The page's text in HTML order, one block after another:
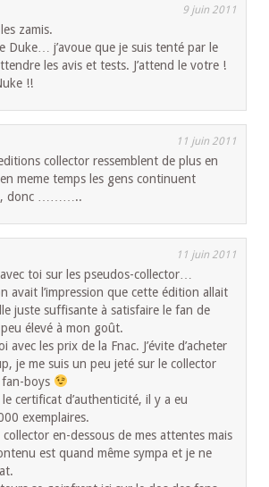
9 juin 2011
zamis.
Duke… j’avoue que je suis tenté par le
les avis et tests. J’attend le votre !
!!
11 juin 2011
collector ressemblent de plus en
meme temps les gens continuent
, donc ………..
11 juin 2011
toi sur les pseudos-collector…
avait l’impression que cette édition allait
juste suffisante à satisfaire le fan de
élevé à mon goût.
avec les prix de la Fnac. J’évite d’acheter
je me suis un peu jeté sur le collector
fan-boys
certificat d’authenticité, il y a eu
exemplaires.
en-dessous de mes attentes mais
est quand même sympa et je ne